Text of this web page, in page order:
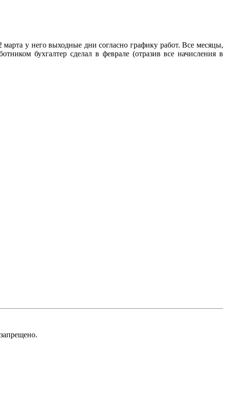
у него выходные дни согласно графику работ. Все месяцы,
бухгалтер сделал в феврале (отразив все начисления в